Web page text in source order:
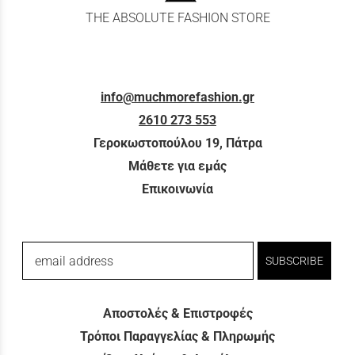
THE ABSOLUTE FASHION STORE
info@muchmorefashion.gr
2610 273 553
Γεροκωστοπούλου 19, Πάτρα
Μάθετε για εμάς
Επικοινωνία
email address SUBSCRIBE
Αποστολές & Επιστροφές
Τρόποι Παραγγελίας & Πληρωμής